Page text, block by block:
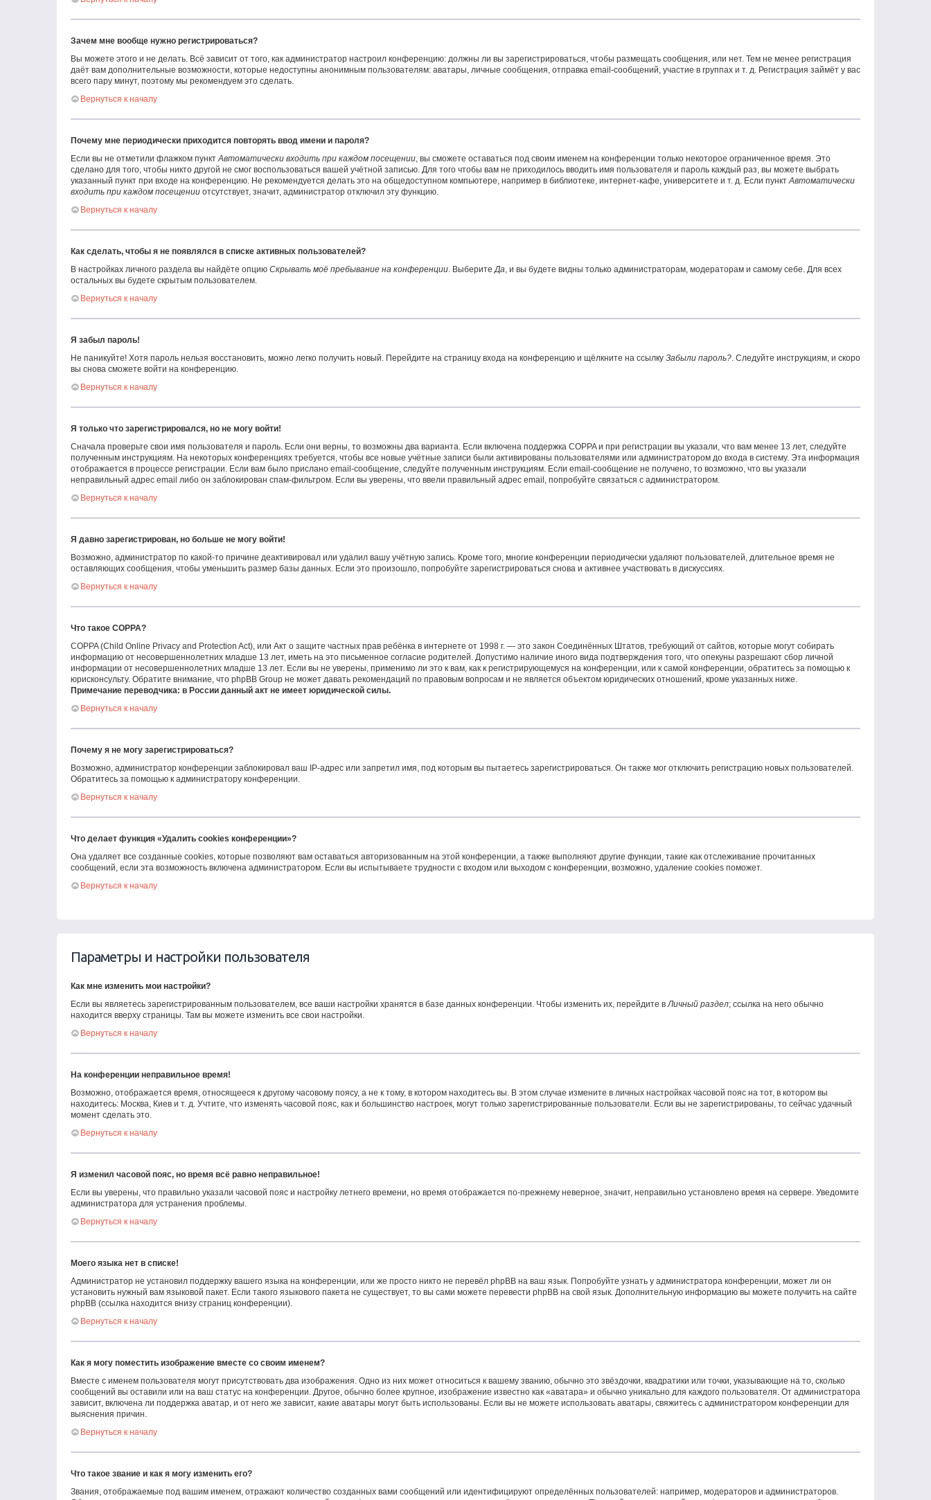
Зачем мне вообще нужно регистрироваться?
Вы можете этого и не делать. Всё зависит от того, как администратор настроил конференцию: должны ли вы зарегистрироваться, чтобы размещать сообщения, или нет. Тем не менее регистрация
даёт вам дополнительные возможности, которые недоступны анонимным пользователям: аватары, личные сообщения, отправка email-сообщений, участие в группах и т. д. Регистрация займёт у вас
всего пару минут, поэтому мы рекомендуем это сделать.
Вернуться к началу
Почему мне периодически приходится повторять ввод имени и пароля?
Если вы не отметили флажком пунктАвтоматически входить при каждом посещении, вы сможете оставаться под своим именем на конференции только некоторое ограниченное время. Это
сделано для того, чтобы никто другой не смог воспользоваться вашей учётной записью. Для того чтобы вам не приходилось вводить имя пользователя и пароль каждый раз, вы можете выбрать
указанный пункт при входе на конференцию. Не рекомендуется делать это на общедоступном компьютере, например в библиотеке, интернет-кафе, университете и т. д. Если пунктАвтоматически
входить при каждом посещении отсутствует, значит, администратор отключил эту функцию.
Вернуться к началу
Как сделать, чтобы я не появлялся в списке активных пользователей?
В настройках личного раздела вы найдёте опцию Скрывать моё пребывание на конференции. ВыберитеДа, и вы будете видны только администраторам, модераторам и самому себе. Для всех
остальных вы будете скрытым пользователем.
Вернуться к началу
Я забыл пароль!
Не паникуйте! Хотя пароль нельзя восстановить, можно легко получить новый. Перейдите на страницу входа на конференцию и щёлкните на ссылку Забыли пароль?. Следуйте инструкциям, и скоро
вы снова сможете войти на конференцию.
Вернуться к началу
Я только что зарегистрировался, но не могу войти!
Сначала проверьте свои имя пользователя и пароль. Если они верны, то возможны два варианта. Если включена поддержка COPPA и при регистрации вы указали, что вам менее 13 лет, следуйте
полученным инструкциям. На некоторых конференциях требуется, чтобы все новые учётные записи были активированы пользователями или администратором до входа в систему. Эта информация
отображается в процессе регистрации. Если вам было прислано email-сообщение, следуйте полученным инструкциям. Если email-сообщение не получено, то возможно, что вы указали
неправильный адрес email либо он заблокирован спам-фильтром. Если вы уверены, что ввели правильный адрес email, попробуйте связаться с администратором.
Вернуться к началу
Я давно зарегистрирован, но больше не могу войти!
Возможно, администратор по какой-то причине деактивировал или удалил вашу учётную запись. Кроме того, многие конференции периодически удаляют пользователей, длительное время не
оставляющих сообщения, чтобы уменьшить размер базы данных. Если это произошло, попробуйте зарегистрироваться снова и активнее участвовать в дискуссиях.
Вернуться к началу
Что такое COPPA?
COPPA (Child Online Privacy and Protection Act), или Акт о защите частных прав ребёнка в интернете от 1998 г. — это закон Соединённых Штатов, требующий от сайтов, которые могут собирать
информацию от несовершеннолетних младше 13 лет, иметь на это письменное согласие родителей. Допустимо наличие иного вида подтверждения того, что опекуны разрешают сбор личной
информации от несовершеннолетних младше 13 лет. Если вы не уверены, применимо ли это к вам, как к регистрирующемуся на конференции, или к самой конференции, обратитесь за помощью к
юрисконсульту. Обратите внимание, что phpBB Group не может давать рекомендаций по правовым вопросам и не является объектом юридических отношений, кроме указанных ниже.
Примечание переводчика: в России данный акт не имеет юридической силы.
Вернуться к началу
Почему я не могу зарегистрироваться?
Возможно, администратор конференции заблокировал ваш IP-адрес или запретил имя, под которым вы пытаетесь зарегистрироваться. Он также мог отключить регистрацию новых пользователей.
Обратитесь за помощью к администратору конференции.
Вернуться к началу
Что делает функция «Удалить cookies конференции»?
Она удаляет все созданные cookies, которые позволяют вам оставаться авторизованным на этой конференции, а также выполняют другие функции, такие как отслеживание прочитанных
сообщений, если эта возможность включена администратором. Если вы испытываете трудности с входом или выходом с конференции, возможно, удаление cookies поможет.
Вернуться к началу
Параметры и настройки пользователя
Как мне изменить мои настройки?
Если вы являетесь зарегистрированным пользователем, все ваши настройки хранятся в базе данных конференции. Чтобы изменить их, перейдите вЛичный раздел; ссылка на него обычно
находится вверху страницы. Там вы можете изменить все свои настройки.
Вернуться к началу
На конференции неправильное время!
Возможно, отображается время, относящееся к другому часовому поясу, а не к тому, в котором находитесь вы. В этом случае измените в личных настройках часовой пояс на тот, в котором вы
находитесь: Москва, Киев и т. д. Учтите, что изменять часовой пояс, как и большинство настроек, могут только зарегистрированные пользователи. Если вы не зарегистрированы, то сейчас удачный
момент сделать это.
Вернуться к началу
Я изменил часовой пояс, но время всё равно неправильное!
Если вы уверены, что правильно указали часовой пояс и настройку летнего времени, но время отображается по-прежнему неверное, значит, неправильно установлено время на сервере. Уведомите
администратора для устранения проблемы.
Вернуться к началу
Моего языка нет в списке!
Администратор не установил поддержку вашего языка на конференции, или же просто никто не перевёл phpBB на ваш язык. Попробуйте узнать у администратора конференции, может ли он
установить нужный вам языковой пакет. Если такого языкового пакета не существует, то вы сами можете перевести phpBB на свой язык. Дополнительную информацию вы можете получить на сайте
phpBB (ссылка находится внизу страниц конференции).
Вернуться к началу
Как я могу поместить изображение вместе со своим именем?
Вместе с именем пользователя могут присутствовать два изображения. Одно из них может относиться к вашему званию, обычно это звёздочки, квадратики или точки, указывающие на то, сколько
сообщений вы оставили или на ваш статус на конференции. Другое, обычно более крупное, изображение известно как «аватара» и обычно уникально для каждого пользователя. От администратора
зависит, включена ли поддержка аватар, и от него же зависит, какие аватары могут быть использованы. Если вы не можете использовать аватары, свяжитесь с администратором конференции для
выяснения причин.
Вернуться к началу
Что такое звание и как я могу изменить его?
Звания, отображаемые под вашим именем, отражают количество созданных вами сообщений или идентифицируют определённых пользователей: например, модераторов и администраторов.